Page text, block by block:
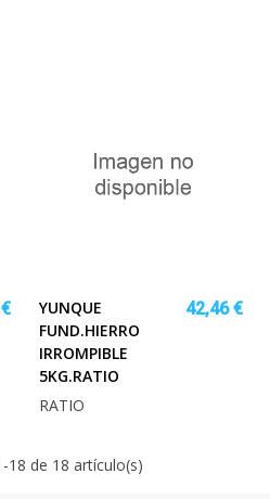
YUNQUE
FUND.HIERRO
IRROMPIBLE
5KG.RATIO
42,46 €
RATIO
-18 de 18 artículo(s)